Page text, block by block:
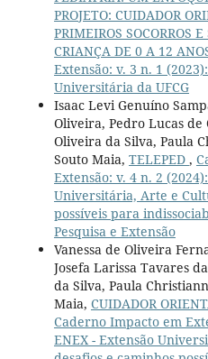
PROJETO: CUIDADOR
PRIMEIROS SOCORROS
CRIANÇA DE 0 A 12
Extensão: v. 3 n. 1
Universitária da UFCG
Isaac Levi Genuíno
Oliveira, Pedro Lucas
Oliveira da Silva, Paula
Souto Maia, TELEPED ,
Extensão: v. 4 n. 2
Universitária, Arte e
possíveis para
Pesquisa e Extensão
Vanessa de Oliveira
Josefa Larissa Tavares
da Silva, Paula
Maia, CUIDADOR
Caderno Impacto em
ENEX - Extensão